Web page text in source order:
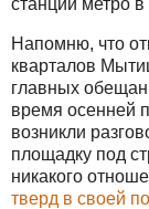
станции метро
Напомню, что
кварталов
главных
время осенней
возникли
площадку под
никакого
тверд в своей